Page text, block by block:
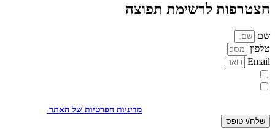
הצטרפות לרשימת תפוצה
שם
טלפון
Email
מדיניות הפרטיות של האתר
שלח/י טופס